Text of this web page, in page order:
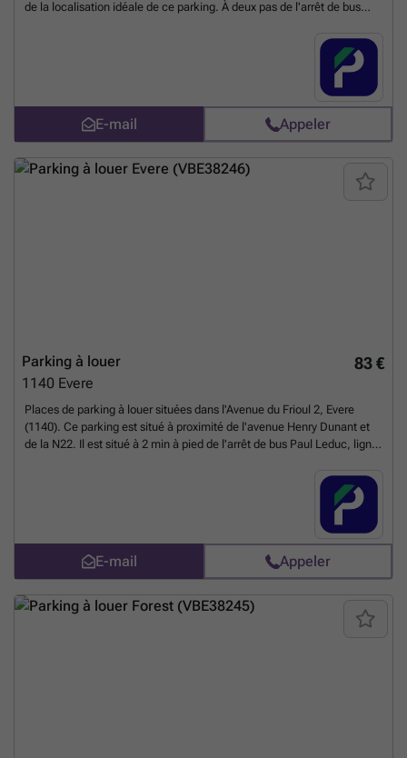
de la localisation idéale de ce parking. À deux pas de l'arrêt de bus
également la gare d'Etterbeek à moins de 10 minutes à pied.
N'attendez pas et profitez des durées de location flexibles (Journée en
semaine, 24/7) et garez votre voiture en toute sécurité à Ixelles. Vous
pouvez réserver directement votre parking sur le lien suivant : ###
%20-%20elsene/avenue-des-saisons-98-ixelles-2851?
utm_source=ubiflow&utm_medium=referral&utm_campaign=parking
_listing&utm_content=beEn savoir plus ?
E-mail Appeler
83 €
Parking à louer
1140 Evere
Places de parking à louer situées dans l'Avenue du Frioul 2, Evere
(1140). Ce parking est situé à proximité de l'avenue Henry Dunant et
de la N22. Il est situé à 2 min à pied de l'arrêt de bus Paul Leduc, ligne
est proche de nombreuses écoles, magasins et du centre commercial
Evere. Ce parking est idéal pour ceux qui travaillent dans la région.
Réservez votre place de parking en ligne dès maintenant ! Vous
pouvez réserver directement votre parking sur le lien suivant : ###
%20-%20evere/avenue-du-frioul-2-10-evere-2738?
utm_source=ubiflow&utm_medium=referral&utm_campaign=parking
_listing&utm_content=beEn savoir plus ?
E-mail Appeler